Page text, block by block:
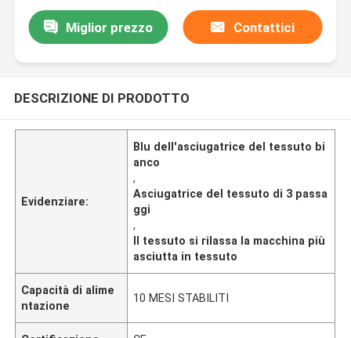
Miglior prezzo Contattici
DESCRIZIONE DI PRODOTTO
Evidenziare:
Blu dell'asciugatrice del tessuto bi
anco
,
Asciugatrice del tessuto di 3 passa
ggi
,
Il tessuto si rilassa la macchina più
asciutta in tessuto
Capacità di alime
ntazione
10 MESI STABILITI